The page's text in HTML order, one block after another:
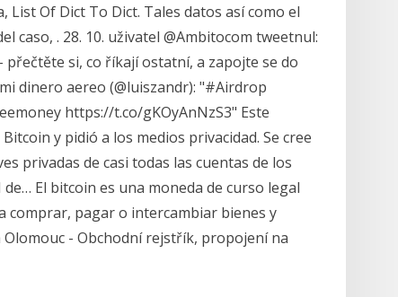
Of Dict To Dict. Tales datos así como el
caso, . 28. 10. uživatel @Ambitocom tweetnul:
přečtěte si, co říkají ostatní, a zapojte se do
dinero aereo (@luiszandr): "#Airdrop
https://t.co/gKOyAnNzS3" Este
y pidió a los medios privacidad. Se cree
privadas de casi todas las cuentas de los
El bitcoin es una moneda de curso legal
comprar, pagar o intercambiar bienes y
- Obchodní rejstřík, propojení na